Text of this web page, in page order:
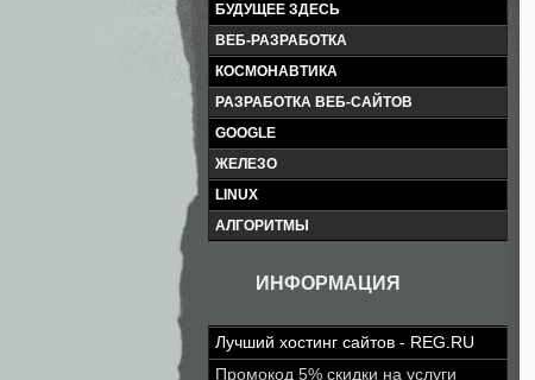
БУДУЩЕЕ ЗДЕСЬ
ВЕБ-РАЗРАБОТКА
КОСМОНАВТИКА
РАЗРАБОТКА ВЕБ-САЙТОВ
GOOGLE
ЖЕЛЕЗО
LINUX
АЛГОРИТМЫ
ИНФОРМАЦИЯ
Лучший хостинг сайтов - REG.RU
Промокод 5% скидки на услуги